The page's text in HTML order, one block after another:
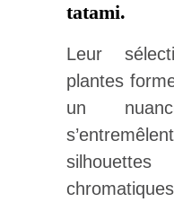
tatami.
Leur
plantes
un